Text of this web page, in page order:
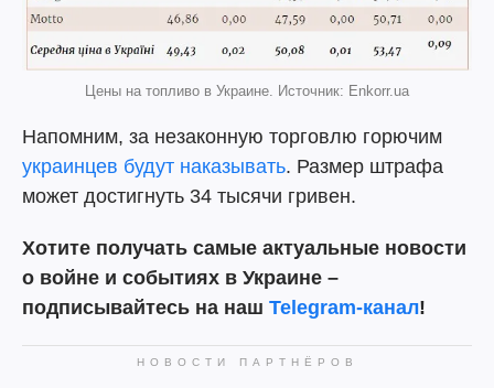
Цены на топливо в Украине. Источник: Enkorr.ua
Напомним, за незаконную торговлю горючим
украинцев будут наказывать. Размер штрафа
может достигнуть 34 тысячи гривен.
Хотите получать самые актуальные новости
о войне и событиях в Украине –
подписывайтесь на наш Telegram-канал!